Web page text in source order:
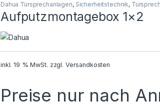
Dahua Türsprechanlagen, Sicherheitstechnik,
Aufputzmontagebox 1×2
inkl. 19 % MwSt. zzgl. Versandkosten
Preise nur nach